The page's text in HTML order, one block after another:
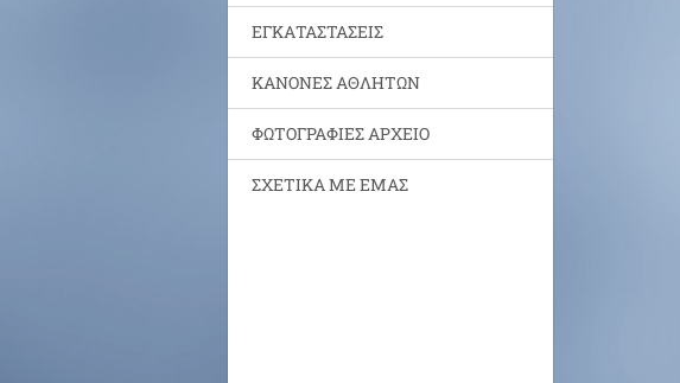
ΕΓΚΑΤΑΣΤΑΣΕΙΣ
ΚΑΝΟΝΕΣ ΑΘΛΗΤΩΝ
ΦΩΤΟΓΡΑΦΙΕΣ ΑΡΧΕΙΟ
ΣΧΕΤΙΚΑ ΜΕ ΕΜΑΣ